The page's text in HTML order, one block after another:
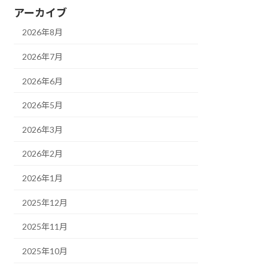
アーカイブ
2026年8月
2026年7月
2026年6月
2026年5月
2026年3月
2026年2月
2026年1月
2025年12月
2025年11月
2025年10月